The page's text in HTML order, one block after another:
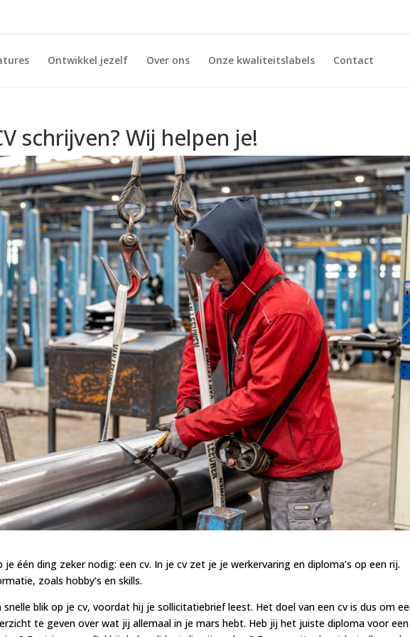
Ontwikkel jezelf Over ons Onze kwaliteitslabels Contact
schrijven? Wij helpen je!
je één ding zeker nodig: een cv. In je cv zet je je werkervaring en diploma’s op een rij.
zoals hobby’s en skills.
snelle blik op je cv, voordat hij je sollicitatiebrief leest. Het doel van een cv is dus om
te geven over wat jij allemaal in je mars hebt. Heb jij het juiste diploma voor een